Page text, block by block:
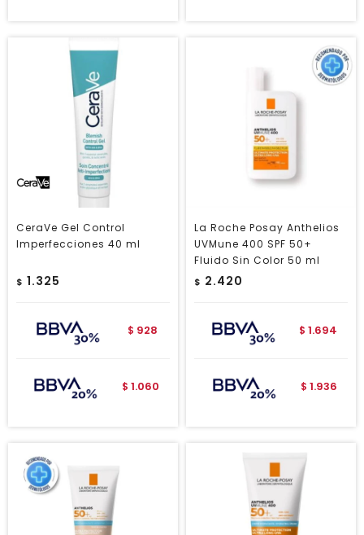
CeraVe Gel Control
Imperfecciones 40 ml
$ 1.325
$ 928
$ 1.060
La Roche Posay Anthelios
UVMune 400 SPF 50+
Fluido Sin Color 50 ml
$ 2.420
$ 1.694
$ 1.936